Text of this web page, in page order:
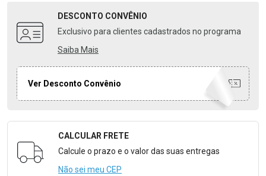
DESCONTO CONVÊNIO
Exclusivo para clientes cadastrados no programa
Saiba Mais
Ver Desconto Convênio
Formulário para Calcular o Frete
CALCULAR FRETE
Calcule o prazo e o valor das suas entregas
Não sei meu CEP